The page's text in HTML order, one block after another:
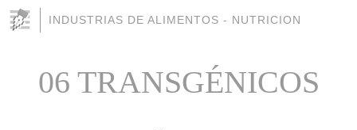
INDUSTRIAS DE ALIMENTOS - NUTRICION
06 TRANSGÉNICOS